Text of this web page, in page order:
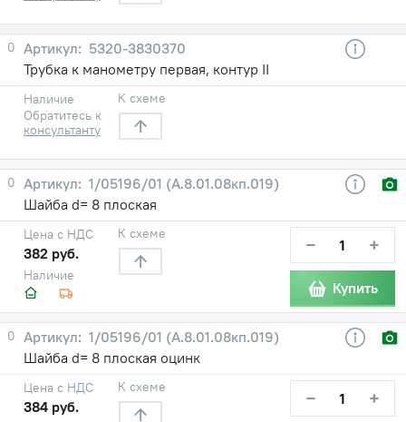
0
5320-3830370
Трубка к манометру первая, контур II
Наличие
Обратитесь к
консультанту
К схеме
0
1/05196/01 (А.8.01.08кп.019)
Шайба d= 8 плоская
Наличие
Цена с НДС
382 руб.
К схеме − +
Купить
0
1/05196/01 (А.8.01.08кп.019)
Шайба d= 8 плоская оцинк
Цена с НДС
384 руб.
К схеме − +